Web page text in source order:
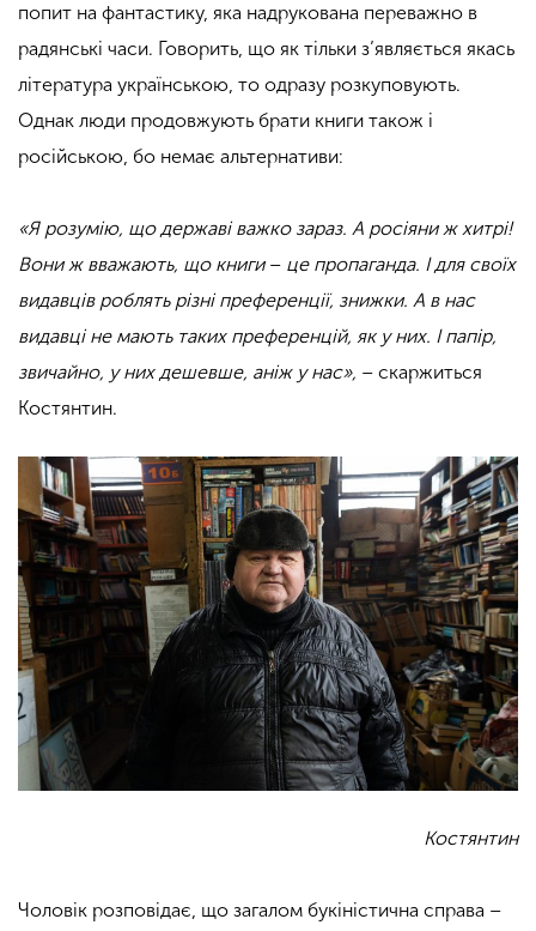
попит на фантастику, яка надрукована переважно в
радянські часи. Говорить, що як тільки з’являється якась
література українською, то одразу розкуповують.
Однак люди продовжують брати книги також і
російською, бо немає альтернативи:
«Я розумію, що державі важко зараз. А росіяни ж хитрі!
Вони ж вважають, що книги – це пропаганда. І для своїх
видавців роблять різні преференції, знижки. А в нас
видавці не мають таких преференцій, як у них. І папір,
звичайно, у них дешевше, аніж у нас», – скаржиться
Костянтин.
Костянтин
Чоловік розповідає, що загалом букіністична справа –